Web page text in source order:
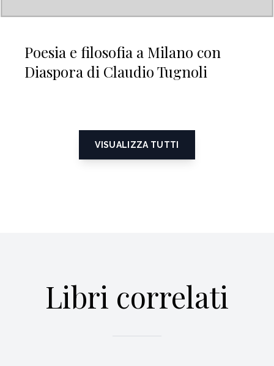
Poesia e filosofia a Milano con
Diaspora di Claudio Tugnoli
VISUALIZZA TUTTI
Libri correlati